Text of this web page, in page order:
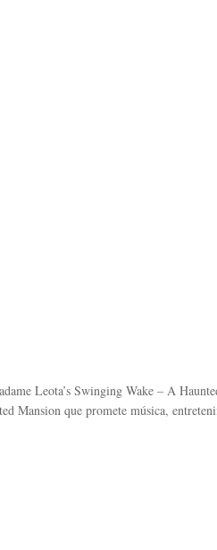
Leota’s Swinging Wake – A
Mansion que promete música,